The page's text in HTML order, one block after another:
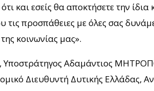
και εσείς θα αποκτήσετε την
προσπάθειες με όλες σας
κοινωνίας μας».
Υποστράτηγος Αδαμάντιος
Διευθυντή Δυτικής Ελλάδας,